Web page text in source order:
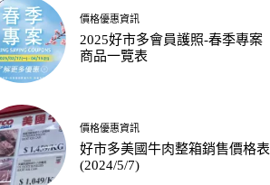
價格優惠資訊
2025好市多會員護照-春季專案
商品一覽表
價格優惠資訊
好市多美國牛肉整箱銷售價格表
(2024/5/7)